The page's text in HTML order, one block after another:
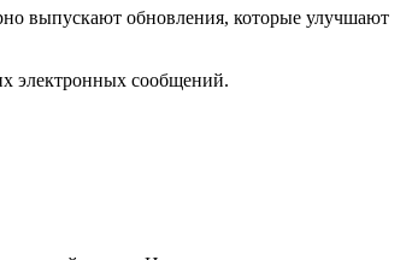
выпускают обновления, которые улучшают
электронных сообщений.